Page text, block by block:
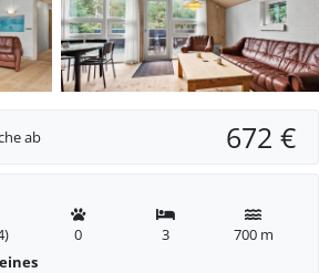
ab 672 €
0 3
700 m